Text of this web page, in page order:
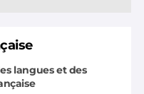
langues et des